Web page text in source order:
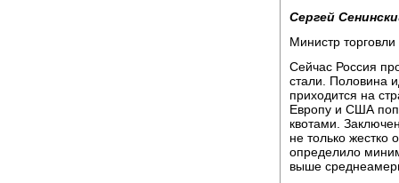
Сергей
Министр
Сейчас Россия
стали. Половина
приходится на
Европу и США
квотами.
не только жестко
определило
выше